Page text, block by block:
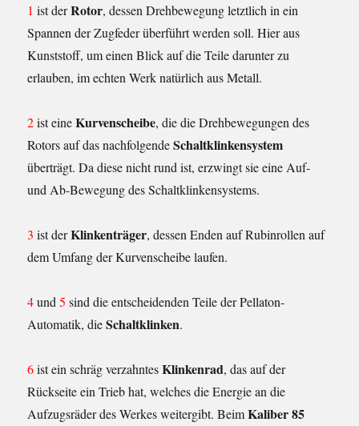
1 ist derRotor, dessen Drehbewegung letztlich in ein
Spannen der Zugfeder überführt werden soll. Hier aus
Kunststoff, um einen Blick auf die Teile darunter zu
erlauben, im echten Werk natürlich aus Metall.
2ist eineKurvenscheibe, die die Drehbewegungen des
Rotors auf das nachfolgendeSchaltklinkensystem
überträgt. Da diese nicht rund ist, erzwingt sie eine Auf-
und Ab-Bewegung des Schaltklinkensystems.
3 ist derKlinkenträger, dessen Enden auf Rubinrollen auf
dem Umfang der Kurvenscheibe laufen.
4und5 sind die entscheidenden Teile der Pellaton-
Automatik, dieSchaltklinken.
6ist ein schräg verzahntesKlinkenrad, das auf der
Rückseite ein Trieb hat, welches die Energie an die
Aufzugsräder des Werkes weitergibt. BeimKaliber 85